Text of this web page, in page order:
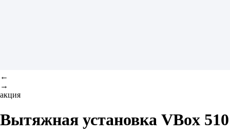
←
→
акция
Вытяжная установка VBox 510